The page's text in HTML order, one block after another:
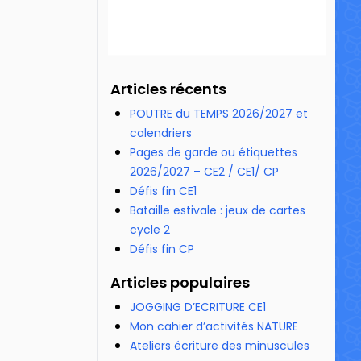
Articles récents
POUTRE du TEMPS 2026/2027 et
calendriers
Pages de garde ou étiquettes
2026/2027 – CE2 / CE1/ CP
Défis fin CE1
Bataille estivale : jeux de cartes
cycle 2
Défis fin CP
Articles populaires
JOGGING D’ECRITURE CE1
Mon cahier d’activités NATURE
Ateliers écriture des minuscules